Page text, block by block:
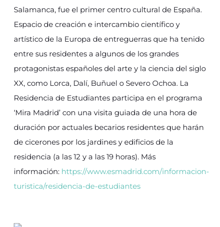
Salamanca, fue el primer centro cultural de España.
Espacio de creación e intercambio científico y
artístico de la Europa de entreguerras que ha tenido
entre sus residentes a algunos de los grandes
protagonistas españoles del arte y la ciencia del siglo
XX, como Lorca, Dalí, Buñuel o Severo Ochoa. La
Residencia de Estudiantes participa en el programa
‘Mira Madrid’ con una visita guiada de una hora de
duración por actuales becarios residentes que harán
de cicerones por los jardines y edificios de la
residencia (a las 12 y a las 19 horas). Más
información: https://www.esmadrid.com/informacion-
turistica/residencia-de-estudiantes